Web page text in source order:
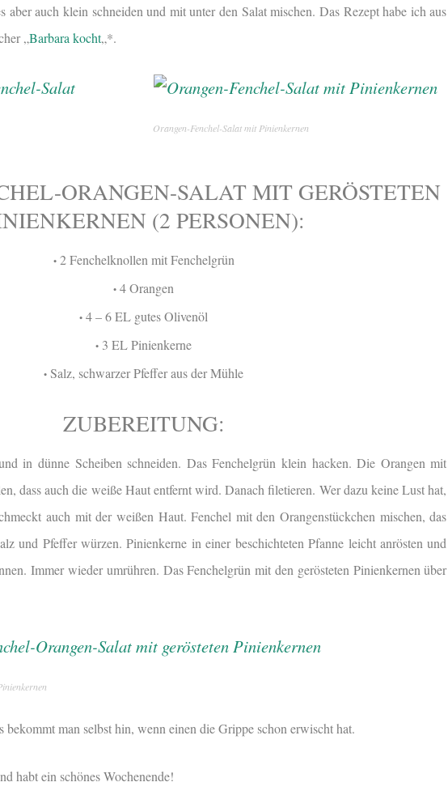
aber auch klein schneiden und mit unter den Salat mischen. Das Rezept habe ich aus
„Barbara kocht„*.
Orangen-Fenchel-Salat mit Pinienkernen
ORANGEN-SALAT MIT GERÖSTETEN
(2 PERSONEN):
•2 Fenchelknollen mit Fenchelgrün
• 4 Orangen
• 4 – 6 EL gutes Olivenöl
• 3 EL Pinienkerne
• Salz, schwarzer Pfeffer aus der Mühle
ZUBEREITUNG:
in dünne Scheiben schneiden. Das Fenchelgrün klein hacken. Die Orangen mit
dass auch die weiße Haut entfernt wird. Danach filetieren. Wer dazu keine Lust hat,
auch mit der weißen Haut. Fenchel mit den Orangenstückchen mischen, das
und Pfeffer würzen. Pinienkerne in einer beschichteten Pfanne leicht anrösten und
Immer wieder umrühren. Das Fenchelgrün mit den gerösteten Pinienkernen über
bekommt man selbst hin, wenn einen die Grippe schon erwischt hat.
habt ein schönes Wochenende!